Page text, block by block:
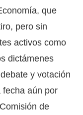
que
pero sin
activos como
dictámenes
y votación
fecha aún por
de